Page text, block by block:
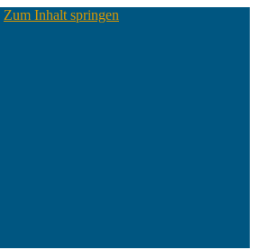
Zum Inhalt springen